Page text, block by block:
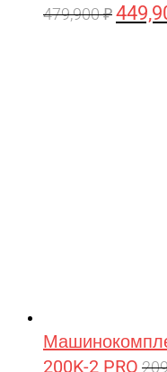
479,900₽
200K-2 PRO